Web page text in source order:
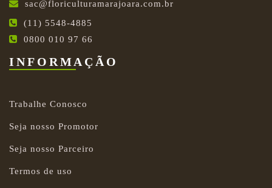
sac@floriculturamarajoara.com.br
(11) 5548-4885
0800 010 97 66
INFORMAÇÃO
Trabalhe Conosco
Seja nosso Promotor
Seja nosso Parceiro
Termos de uso